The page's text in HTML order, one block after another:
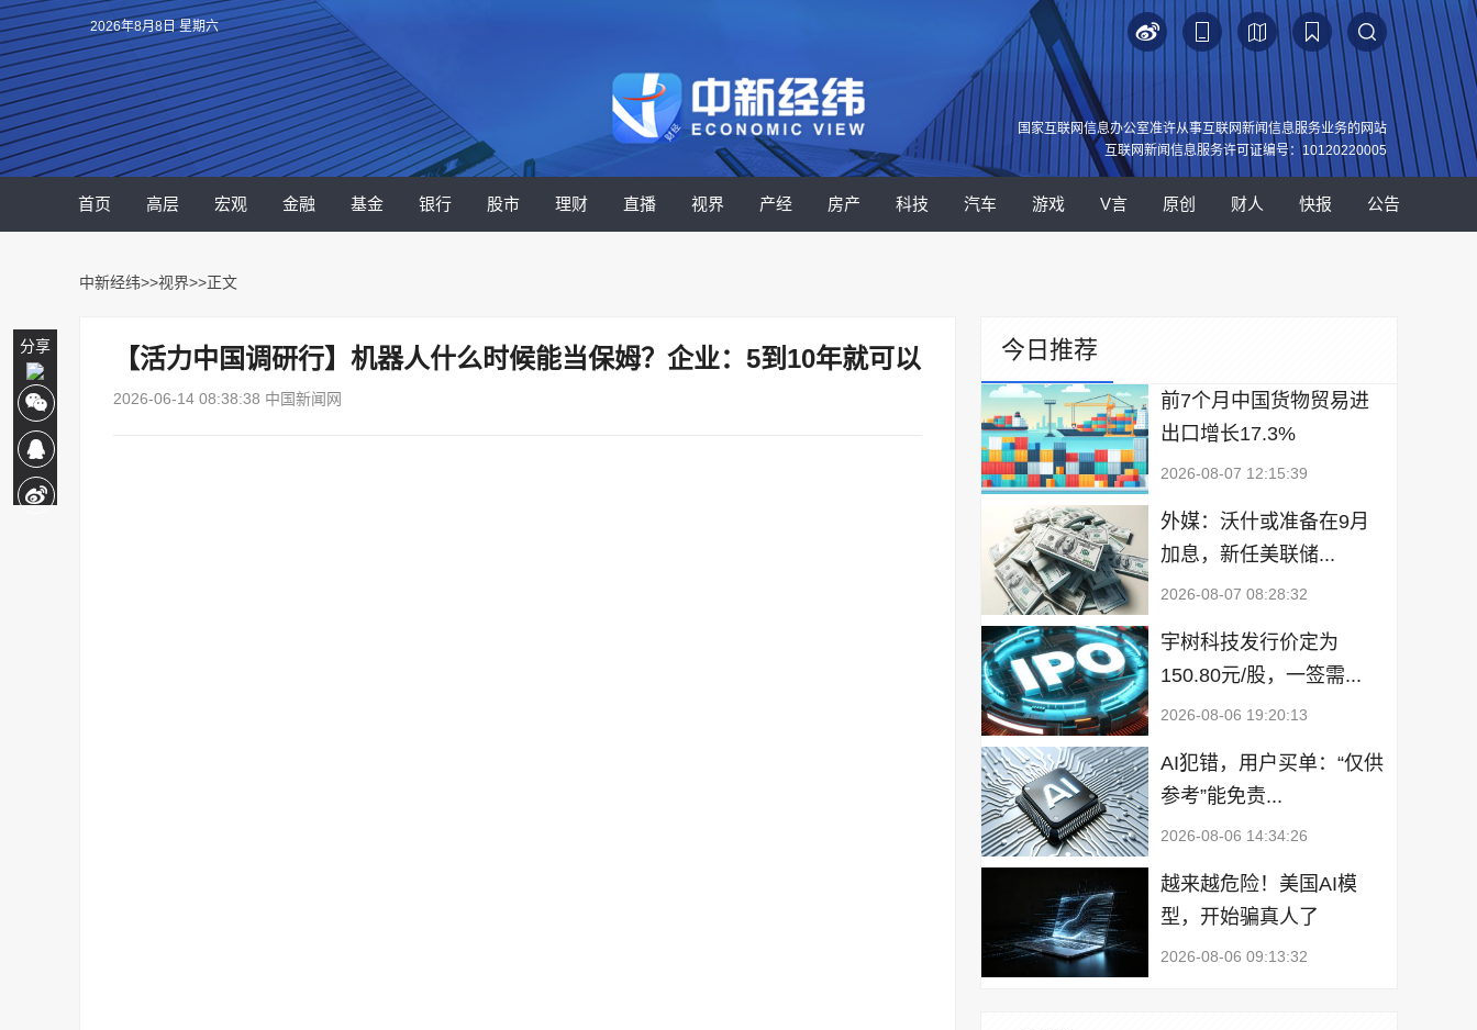
分享
2026年8月8日 星期六
国家互联网信息办公室准许从事互联网新闻信息服务业务的网站
互联网新闻信息服务许可证编号：10120220005
首页 高层 宏观 金融 基金 银行 股市 理财 直播 视界 产经 房产 科技 汽车 游戏 V言 原创 财人 快报 公告
中新经纬>>视界>>正文
【活力中国调研行】机器人什么时候能当保姆？企业：5到10年就可以
2026-06-14 08:38:38 中国新闻网
今日推荐
前7个月中国货物贸易进
出口增长17.3%
2026-08-07 12:15:39
外媒：沃什或准备在9月
加息，新任美联储...
2026-08-07 08:28:32
宇树科技发行价定为
150.80元/股，一签需...
2026-08-06 19:20:13
AI犯错，用户买单：“仅供
参考”能免责...
2026-08-06 14:34:26
越来越危险！美国AI模
型，开始骗真人了
2026-08-06 09:13:32